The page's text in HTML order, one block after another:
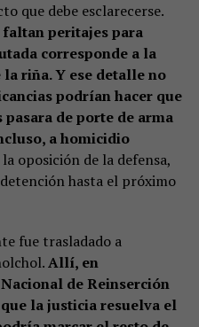
que debe esclarecerse.
peritajes para
corresponde a la
riña. Y ese detalle no
podrían hacer que
de porte de arma
a homicidio
oposición de la defensa,
hasta el próximo
fue trasladado a
Allí, en
de Reinserción
la justicia resuelva el